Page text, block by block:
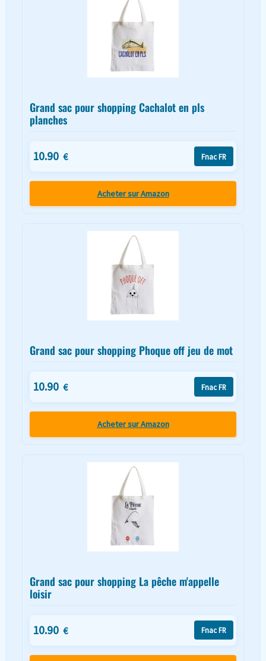
Grand sac pour shopping Cachalot en pls
planches
10.90 € Fnac FR
Acheter sur Amazon
Grand sac pour shopping Phoque off jeu de mot
10.90 € Fnac FR
Acheter sur Amazon
Grand sac pour shopping La pêche m'appelle
loisir
10.90 € Fnac FR